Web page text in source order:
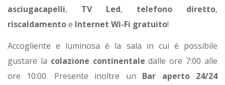
asciugacapelli, TV Led, telefono diretto,
riscaldamentoe Internet Wi-Fi gratuito!
Accogliente e luminosa è la sala in cui è possibile
gustare la colazione continentale dalle ore 7:00 alle
ore 10:00. Presente inoltre un Bar aperto 24/24